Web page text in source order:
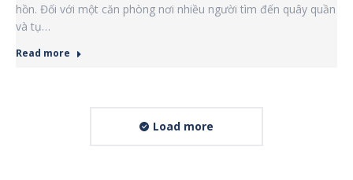
hồn. Đối với một căn phòng nơi nhiều người tìm đến quây quần
và tụ…
Read more
Load more